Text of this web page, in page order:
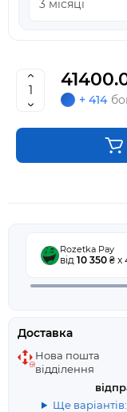
+ 414
Rozetka Pay
від 10 350₴ x
Доставка
Нова пошта
відділення
Ще